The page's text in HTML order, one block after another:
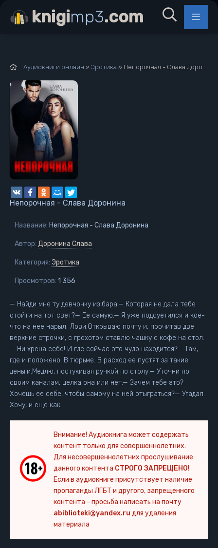
Аудиокниги онлайн » Эротика » Непорочная - Слава Доронина
Непорочная - Слава Доронина
Название: Непорочная - Слава Доронина
Автор: Доронина Слава
Категория: Эротика
Просмотров: 1 356
— Найди мне ту девчонку из бара.— Которая не дала тебе
отойти на тот свет?— Ее самую.— Я уже подсуетился и кое-
что на нее нарыл. Лови.Открываю почту и, прочитав две
верхние строчки, с грохотом ставлю чашку с кофе на стол.
— Ни хрена себе! И где сейчас это чудо находится?— Там,
где и положено. В тюрьме. В расход ее пустят за такие
деньги.Медлю, постукивая ручкой по столу.— Уточни по
своим каналам, целка она или нет.— Зачем тебе это?
Хочешь ее себе, чтобы самому на ней отыграться?— Угадал.
Хочу, и еще как.
Внимание! Аудиокнига может содержать
контент только для совершеннолетних.
Для несовершеннолетних прослушивание
данного контента СТРОГО ЗАПРЕЩЕНО!
Если в аудиокниге присутствует наличие
пропаганды ЛГБТ и другого, запрещенного
контента - просьба написать на почту
abiblioteki@yandex.ru для удаления
материала
knigimp3.com